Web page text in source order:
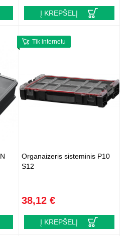
Į KREPŠELĮ
Tik internetu
Organaizeris sisteminis P10
S12
38,12 €
Į KREPŠELĮ